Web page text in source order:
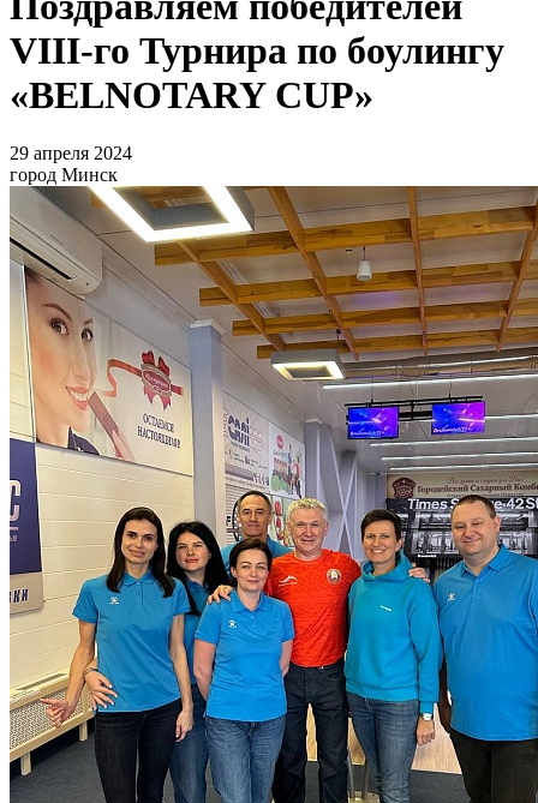
VIII-го Турнира по боулингу
«BELNOTARY CUP»
29 апреля 2024
город Минск